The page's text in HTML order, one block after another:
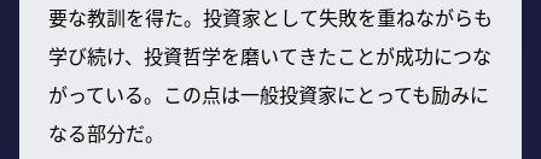
要な教訓を得た。投資家として失敗を重ねながらも
学び続け、投資哲学を磨いてきたことが成功につな
がっている。この点は一般投資家にとっても励みに
なる部分だ。